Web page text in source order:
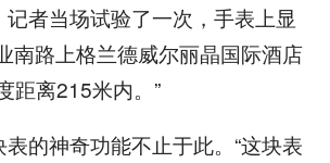
者当场试验了一次，手表上显
南路上格兰德威尔丽晶国际酒店
距离215米内。”
神奇功能不止于此。“这块表